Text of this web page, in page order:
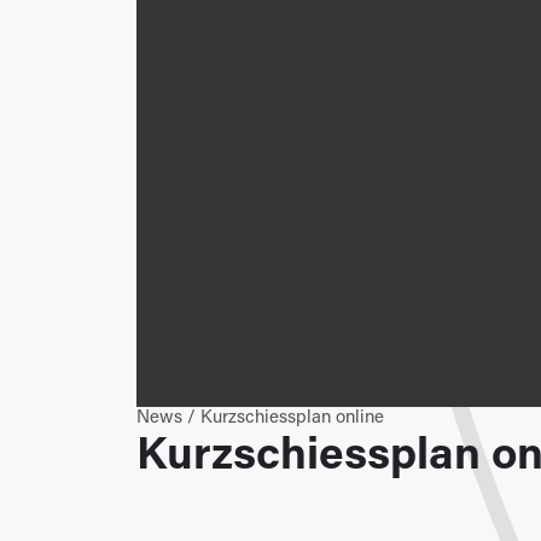
News / Kurzschiessplan online
Kurzschiessplan